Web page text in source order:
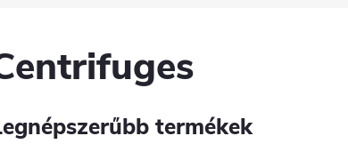
termékek